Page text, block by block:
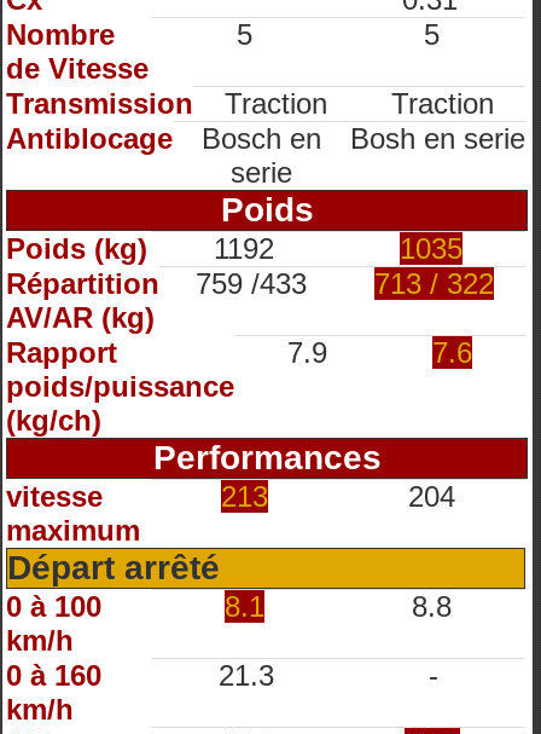
Nombre
de Vitesse
5 5
Transmission Traction
Traction
Antiblocage
Bosch en
serie
Bosh en serie
Poids
Poids (kg) 1192
1035
Répartition
AV/AR (kg)
759 /433 713 / 322
Rapport
poids/puissance
(kg/ch)
7.9 7.6
Performances
vitesse
maximum
213 204
Départ arrêté
0 à 100
km/h
8.1 8.8
0 à 160
km/h
21.3 -